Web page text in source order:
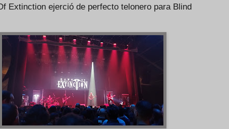
Extinction ejerció de perfecto telonero para Blind